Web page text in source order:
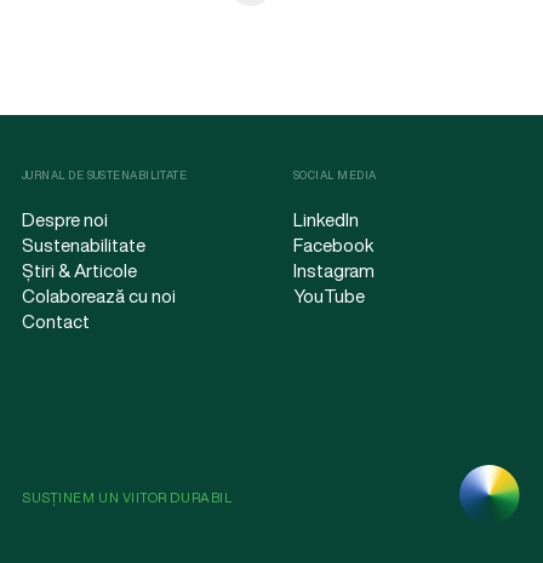
JURNAL DE SUSTENABILITATE
Despre noi
Sustenabilitate
Știri & Articole
Colaborează cu noi
Contact
SOCIAL MEDIA
LinkedIn
Facebook
Instagram
YouTube
SUSȚINEM UN VIITOR DURABIL